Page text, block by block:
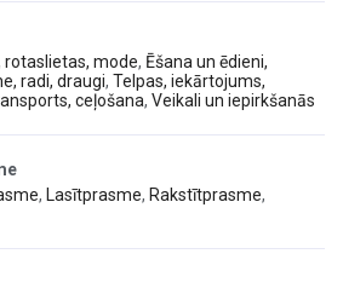
rotaslietas, mode, Ēšana un ēdieni,
radi, draugi, Telpas, iekārtojums,
ceļošana, Veikali un iepirkšanās
, Lasītprasme, Rakstītprasme,